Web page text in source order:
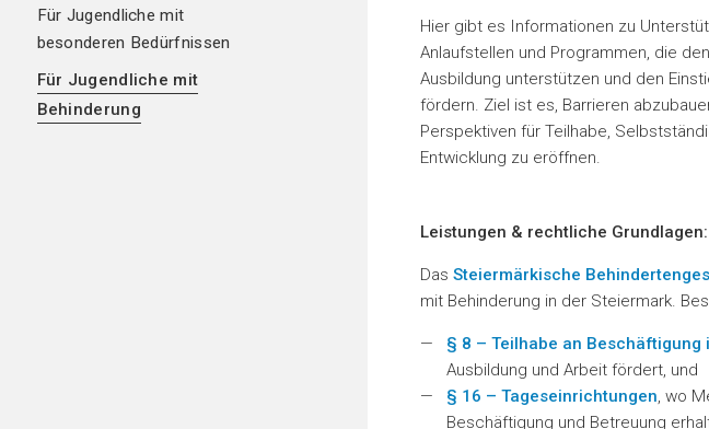
Regionale BBO-Koordination
Regionales
Jugendmanagement
Für Jugendliche mit
besonderen Bedürfnissen
NEBA-Angebote
Produktionsschulen
Für Jugendliche mit
Behinderung
Hier gibt es Informationen zu
Anlaufstellen und Programmen, die
Ausbildung unterstützen und den
fördern. Ziel ist es, Barrieren
Perspektiven für Teilhabe,
Entwicklung zu eröffnen.
Leistungen & rechtliche Grundlagen:
Das Steiermärkische
mit Behinderung in der Steiermark.
§ 8 – Teilhabe an Beschäftigung
Ausbildung und Arbeit fördert, und
§ 16 – Tageseinrichtungen, wo
Beschäftigung und Betreuung